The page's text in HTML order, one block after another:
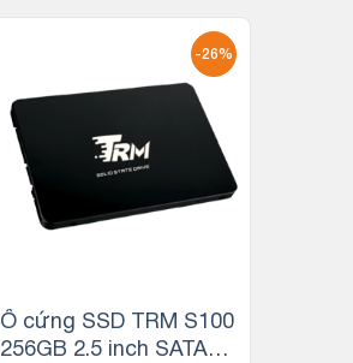
-26%
Ổ cứng SSD TRM S100
256GB 2.5 inch SATA3